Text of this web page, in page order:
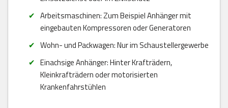
Arbeitsmaschinen: Zum Beispiel Anhänger mit
eingebauten Kompressoren oder Generatoren
Wohn- und Packwagen: Nur im Schaustellergewerbe
Einachsige Anhänger: Hinter Krafträdern,
Kleinkrafträdern oder motorisierten
Krankenfahrstühlen